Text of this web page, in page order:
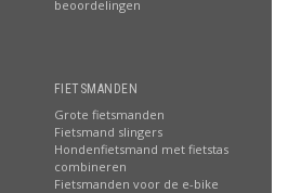
beoordelingen
FIETSMANDEN
Grote fietsmanden
Fietsmand slingers
Hondenfietsmand met fietstas
combineren
Fietsmanden voor de e-bike